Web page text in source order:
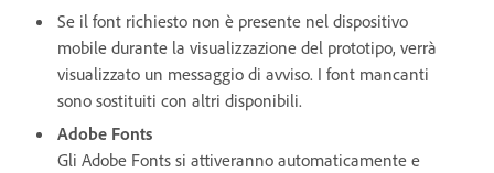
Se il font richiesto non è presente nel dispositivo
mobile durante la visualizzazione del prototipo, verrà
visualizzato un messaggio di avviso. I font mancanti
sono sostituiti con altri disponibili.
Adobe Fonts
Gli Adobe Fonts si attiveranno automaticamente e